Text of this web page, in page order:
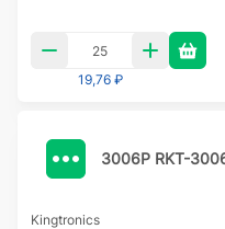
19,76 ₽
3006P RKT-
Kingtronics